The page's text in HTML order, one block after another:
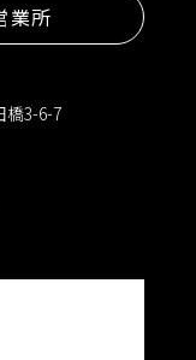
業所
橋3-6-7